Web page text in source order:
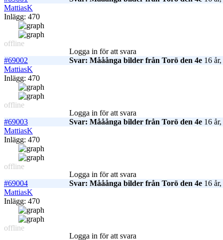
MattiasK
Inlägg: 470
offline
Logga in för att svara
#69002
Svar: Mååånga bilder från Torö den 4e 16
MattiasK
Inlägg: 470
offline
Logga in för att svara
#69003
Svar: Mååånga bilder från Torö den 4e 16
MattiasK
Inlägg: 470
offline
Logga in för att svara
#69004
Svar: Mååånga bilder från Torö den 4e 16
MattiasK
Inlägg: 470
offline
Logga in för att svara